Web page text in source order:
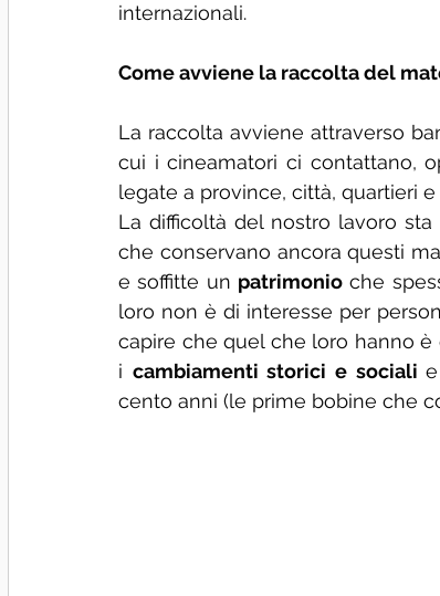
internazionali.
Come avviene la raccolta del
La raccolta avviene attraverso
cui i cineamatori ci contattano,
legate a province, città, quartieri e
La difficoltà del nostro lavoro
che conservano ancora questi
e soffitte un patrimonio che
loro non è di interesse per
capire che quel che loro hanno
i cambiamenti storici e sociali
cento anni (le prime bobine che